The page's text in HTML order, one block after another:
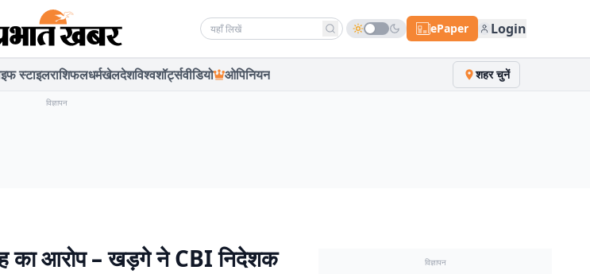
Search news ePaper Login
स्टाइलराशिफलधर्मखेलदेशविश्वशॉर्ट्सवीडियो ओपिनियन शहर चुनें
विज्ञापन
का आरोप – खड़गे ने CBI निदेशक
विज्ञापन